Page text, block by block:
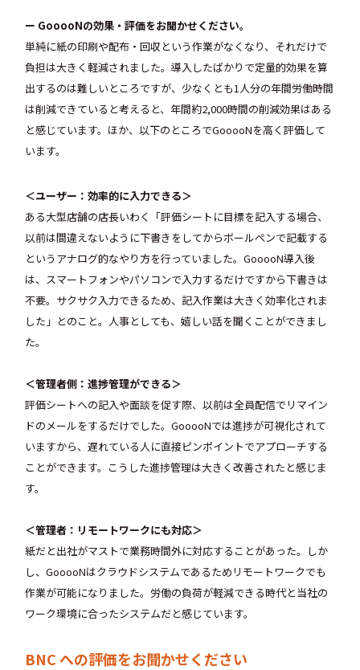
ー GooooNの効果・評価をお聞かせください。
単純に紙の印刷や配布・回収という作業がなくなり、それだけで
負担は大きく軽減されました。導入したばかりで定量的効果を算
出するのは難しいところですが、少なくとも1人分の年間労働時間
は削減できていると考えると、年間約2,000時間の削減効果はある
と感じています。ほか、以下のところでGooooNを高く評価して
います。
＜ユーザー：効率的に入力できる＞
ある大型店舗の店長いわく「評価シートに目標を記入する場合、
以前は間違えないように下書きをしてからボールペンで記載する
というアナログ的なやり方を行っていました。GooooN導入後
は、スマートフォンやパソコンで入力するだけですから下書きは
不要。サクサク入力できるため、記入作業は大きく効率化されま
した」とのこと。人事としても、嬉しい話を聞くことができまし
た。
＜管理者側：進捗管理ができる＞
評価シートへの記入や面談を促す際、以前は全員配信でリマイン
ドのメールをするだけでした。GooooNでは進捗が可視化されて
いますから、遅れている人に直接ピンポイントでアプローチする
ことができます。こうした進捗管理は大きく改善されたと感じま
す。
＜管理者：リモートワークにも対応＞
紙だと出社がマストで業務時間外に対応することがあった。しか
し、GooooNはクラウドシステムであるためリモートワークでも
作業が可能になりました。労働の負荷が軽減できる時代と当社の
ワーク環境に合ったシステムだと感じています。
BNC への評価をお聞かせください